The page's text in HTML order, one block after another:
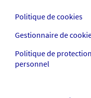
Politique de cookies
Gestionnaire de
Politique de
personnel